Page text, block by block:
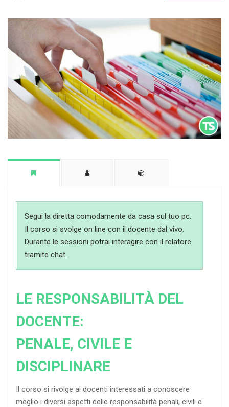
Segui la diretta comodamente da casa sul tuo pc.
Il corso si svolge on line con il docente dal vivo.
Durante le sessioni potrai interagire con il relatore
tramite chat.
LE RESPONSABILITÀ DEL
DOCENTE:
PENALE, CIVILE E
DISCIPLINARE
Il corso si rivolge ai docenti interessati a conoscere
meglio i diversi aspetti delle responsabilità penali, civili e